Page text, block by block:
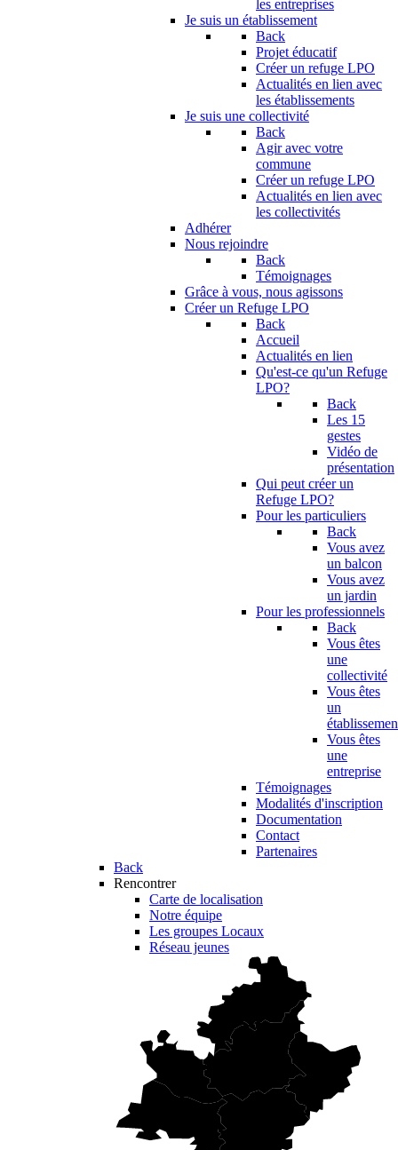
les entreprises
Je suis un établissement
Back
Projet éducatif
Créer un refuge LPO
Actualités en lien avec
les établissements
Je suis une collectivité
Back
Agir avec votre
commune
Créer un refuge LPO
Actualités en lien avec
les collectivités
Adhérer
Nous rejoindre
Back
Témoignages
Grâce à vous, nous agissons
Créer un Refuge LPO
Back
Accueil
Actualités en lien
Qu'est-ce qu'un Refuge
LPO?
Back
Les 15
gestes
Vidéo de
présentation
Qui peut créer un
Refuge LPO?
Pour les particuliers
Back
Vous avez
un balcon
Vous avez
un jardin
Pour les professionnels
Back
Vous êtes
une
collectivité
Vous êtes
un
Vous êtes
une
entreprise
Témoignages
Modalités d'inscription
Documentation
Contact
Partenaires
Back
Rencontrer
Carte de localisation
Notre équipe
Les groupes Locaux
Réseau jeunes